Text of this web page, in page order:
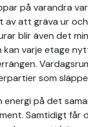
på varandra
av att gräva ur
blir även det
varje etage
som
på det
Samtidigt får